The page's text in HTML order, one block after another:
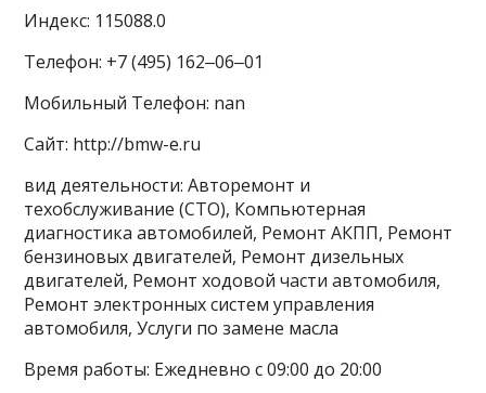
Индекс: 115088.0
Телефон: +7 (495) 162‒06‒01
Мобильный Телефон: nan
Сайт: http://bmw-e.ru
вид деятельности: Авторемонт и
техобслуживание (СТО), Компьютерная
диагностика автомобилей, Ремонт АКПП, Ремонт
бензиновых двигателей, Ремонт дизельных
двигателей, Ремонт ходовой части автомобиля,
Ремонт электронных систем управления
автомобиля, Услуги по замене масла
Время работы: Ежедневно с 09:00 до 20:00